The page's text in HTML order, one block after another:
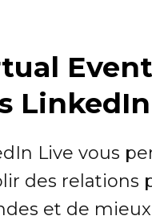
Live vous
des relations
et de